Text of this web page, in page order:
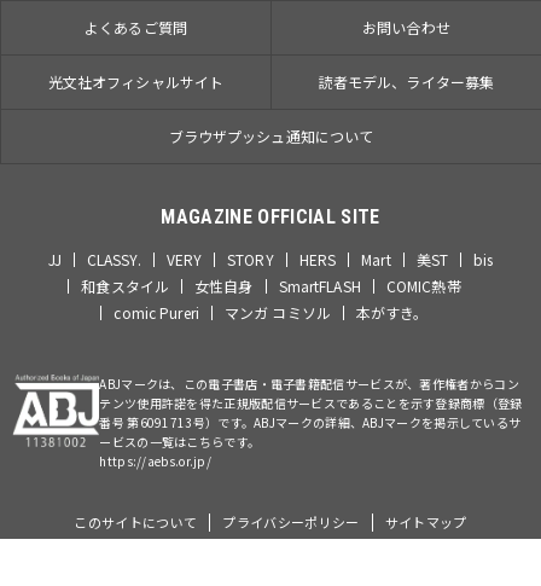
よくあるご質問 お問い合わせ
光文社オフィシャルサイト 読者モデル、ライター募集
ブラウザプッシュ通知について
MAGAZINE OFFICIAL SITE
JJ CLASSY. VERY STORY HERS Mart 美ST
bis
和食スタイル
女性自身 SmartFLASH
COMIC熱帯
comic Pureri
マンガ コミソル 本がすき。
ABJマークは、この電子書店・電子書籍配信サービスが、著作権者からコン
テンツ使用許諾を得た正規版配信サービスであることを示す登録商標（登録
番号 第6091713号）です。ABJマークの詳細、ABJマークを掲示しているサ
ービスの一覧はこちらです。
https://aebs.or.jp/
このサイトについて プライバシーポリシー サイトマップ